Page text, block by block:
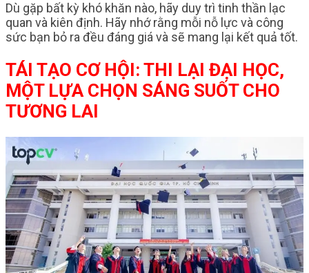
Dù gặp bất kỳ khó khăn nào, hãy duy trì tinh thần lạc
quan và kiên định. Hãy nhớ rằng mỗi nỗ lực và công
sức bạn bỏ ra đều đáng giá và sẽ mang lại kết quả tốt.
TÁI TẠO CƠ HỘI: THI LẠI ĐẠI HỌC,
MỘT LỰA CHỌN SÁNG SUỐT CHO
TƯƠNG LAI